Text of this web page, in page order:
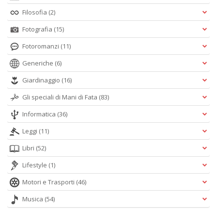
Filosofia (2)
Fotografia (15)
Fotoromanzi (11)
Generiche (6)
Giardinaggio (16)
Gli speciali di Mani di Fata (83)
Informatica (36)
Leggi (11)
Libri (52)
Lifestyle (1)
Motori e Trasporti (46)
Musica (54)